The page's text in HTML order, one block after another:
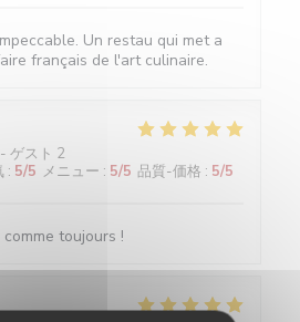
Un restau qui met a
français de l'art culinaire.
ゲスト 2
: 5/5 メニュー : 5/5 品質-価格 : 5/5
toujours !